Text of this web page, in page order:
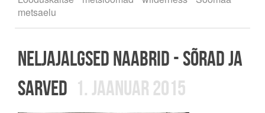
metsaelu
neljajalgsed naabrid - sõrad ja
sarved 1. jaanuar 2015